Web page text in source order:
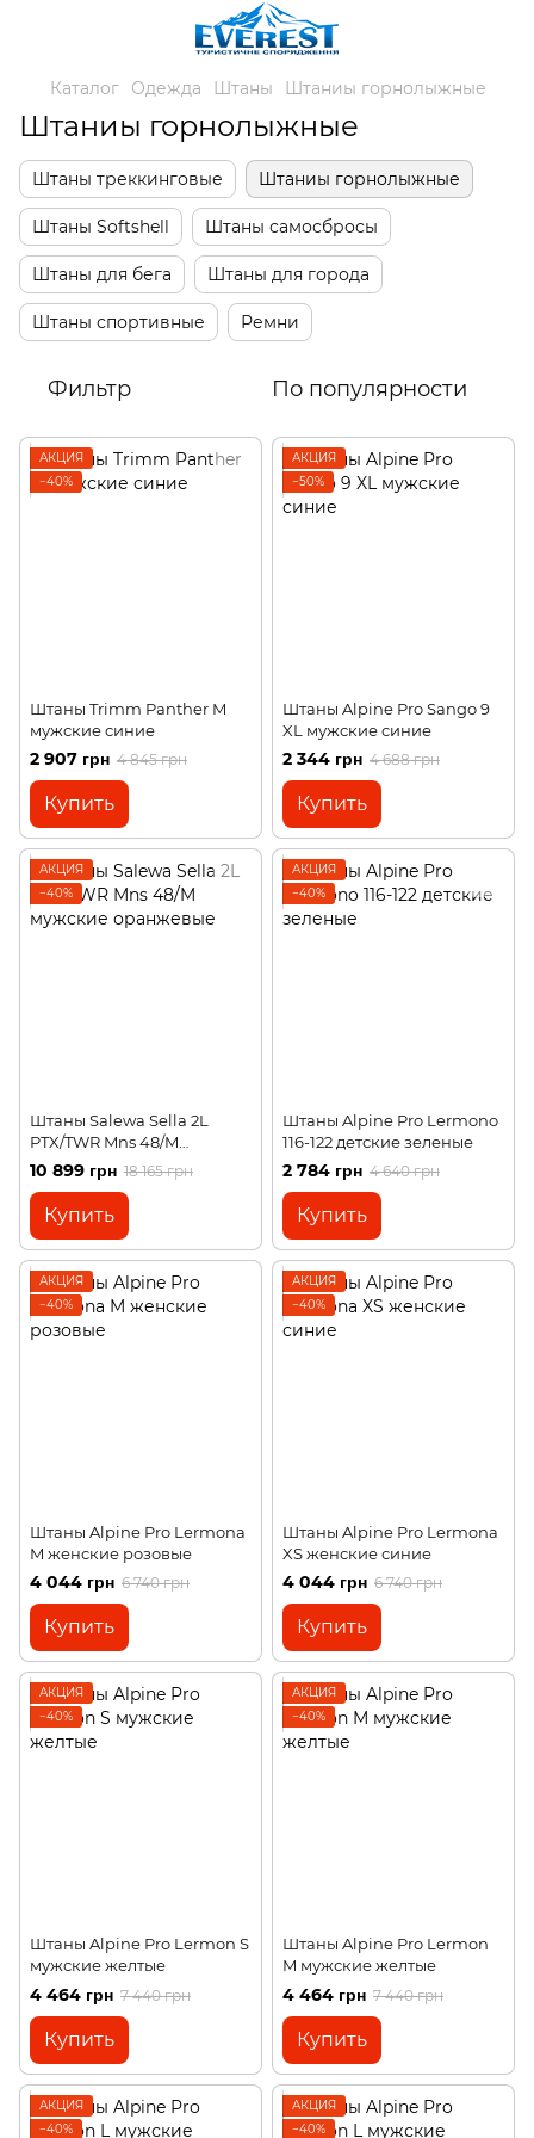
Каталог Одежда Штаны Штаниы горнолыжные
Штаниы горнолыжные
Штаны треккинговые Штаниы горнолыжные
Штаны Softshell Штаны самосбросы
Штаны для бега Штаны для города
Штаны спортивные Ремни
Фильтр По популярности
АКЦИЯ
−40%
Штаны Trimm Panther M
мужские синие
2 907 грн 4 845 грн
Купить
АКЦИЯ
−50%
Штаны Alpine Pro Sango 9
XL мужские синие
2 344 грн 4 688 грн
Купить
АКЦИЯ
−40%
Штаны Salewa Sella 2L
PTX/TWR Mns 48/M
мужские оранжевые
10 899 грн 18 165 грн
Купить
АКЦИЯ
−40%
Штаны Alpine Pro Lermono
116-122 детские зеленые
2 784 грн 4 640 грн
Купить
АКЦИЯ
−40%
Штаны Alpine Pro Lermona
M женские розовые
4 044 грн 6 740 грн
Купить
АКЦИЯ
−40%
Штаны Alpine Pro Lermona
XS женские синие
4 044 грн 6 740 грн
Купить
АКЦИЯ
−40%
Штаны Alpine Pro Lermon S
мужские желтые
4 464 грн 7 440 грн
Купить
АКЦИЯ
−40%
Штаны Alpine Pro Lermon
M мужские желтые
4 464 грн 7 440 грн
Купить
АКЦИЯ
−40%
АКЦИЯ
−40%